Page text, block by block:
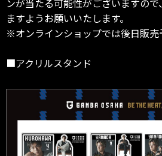
ンが当たる可能性がございますの
ますようお願いいたします。
※オンラインショップでは後日販売
■アクリルスタンド